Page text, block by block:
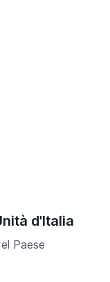
d'Italia
Paese